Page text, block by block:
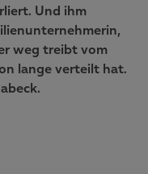
Und ihm
weg treibt vom
lange verteilt hat.